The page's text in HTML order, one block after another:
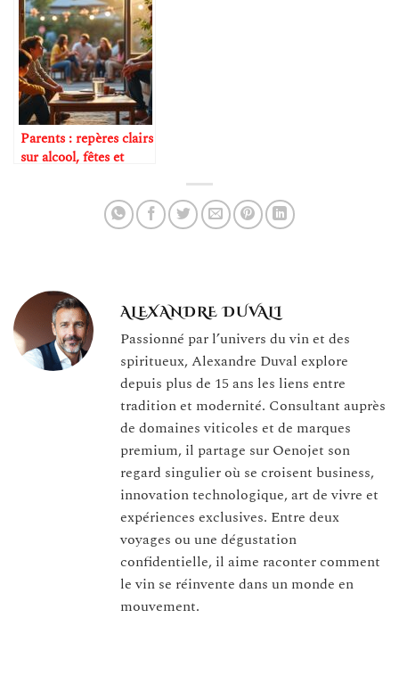
Parents : repères clairs
sur alcool, fêtes et
ALEXANDRE DUVALI
Passionné par l’univers du vin et des
spiritueux, Alexandre Duval explore
depuis plus de 15 ans les liens entre
tradition et modernité. Consultant auprès
de domaines viticoles et de marques
premium, il partage sur Oenojet son
regard singulier où se croisent business,
innovation technologique, art de vivre et
expériences exclusives. Entre deux
voyages ou une dégustation
confidentielle, il aime raconter comment
le vin se réinvente dans un monde en
mouvement.